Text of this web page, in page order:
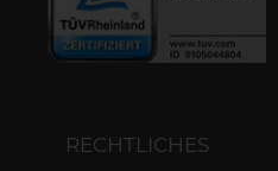
RECHTLICHES